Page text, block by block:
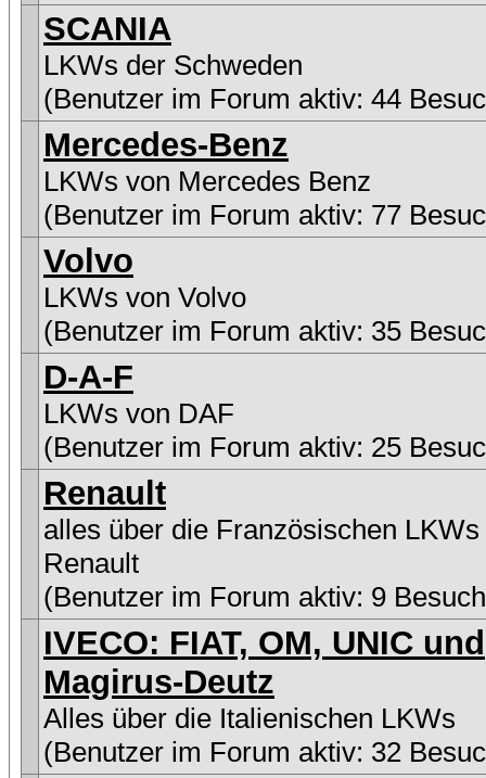
SCANIA
LKWs der Schweden
(Benutzer im Forum aktiv: 44
Mercedes-Benz
LKWs von Mercedes Benz
(Benutzer im Forum aktiv: 77
Volvo
LKWs von Volvo
(Benutzer im Forum aktiv: 35
D-A-F
LKWs von DAF
(Benutzer im Forum aktiv: 25
Renault
alles über die Französischen LKWs
Renault
(Benutzer im Forum aktiv: 9
IVECO: FIAT, OM, UNIC und
Magirus-Deutz
Alles über die Italienischen LKWs
(Benutzer im Forum aktiv: 32